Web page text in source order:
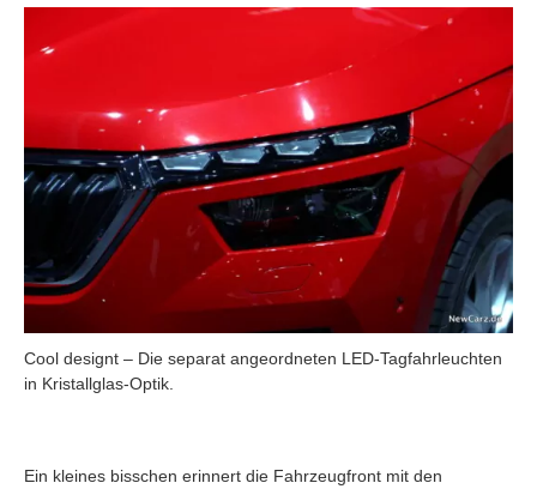
Cool designt – Die separat angeordneten LED-Tagfahrleuchten
in Kristallglas-Optik.
Ein kleines bisschen erinnert die Fahrzeugfront mit den